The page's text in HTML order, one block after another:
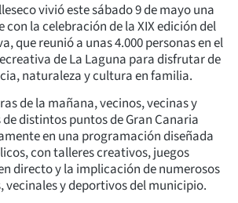
vivió este sábado 9 de mayo una
la celebración de la XIX edición del
que reunió a unas 4.000 personas en el
de La Laguna para disfrutar de
naturaleza y cultura en familia.
de la mañana, vecinos, vecinas y
distintos puntos de Gran Canaria
en una programación diseñada
con talleres creativos, juegos
directo y la implicación de numerosos
vecinales y deportivos del municipio.